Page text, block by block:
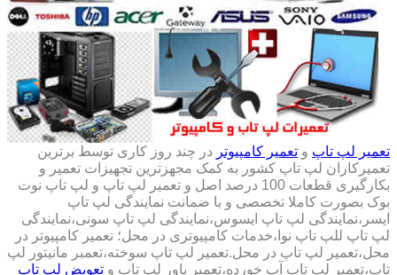
تعمیر لپ تاپ و تعمیر کامپیوتر در چند روز کاری توسط برترین
تعمیرکاران لپ تاپ کشور به کمک مجهزترین تجهیزات تعمیر و
بکارگیری قطعات 100 درصد اصل و تعمیر لپ تاپ و لپ تاپ نوت
بوک بصورت کاملا تخصصی و با ضمانت نمایندگی لپ تاپ
ایسر،نمایندگی لپ تاپ ایسوس،نمایندگی لپ تاپ سونی،نمایندگی
لپ تاپ للپ تاپ نوا،خدمات کامپیوتری در محل؛ تعمیر کامپیوتر در
محل،تعمیر لپ تاپ در محل.تعمیر لپ تاپ سوخته،تعمبر مانیتور لپ
تاپ،تعمیر لپ تاپ آب خورده،تعمیر پاور لپ تاپ و تعویض لپ تاپ